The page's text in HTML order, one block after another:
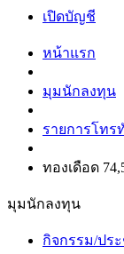
เปิดบัญชี
หน้าแรก
มุมนักลงทุน
รายการโทร
ทองเดือด
มุมนักลงทุน
กิจกรรม/ปร